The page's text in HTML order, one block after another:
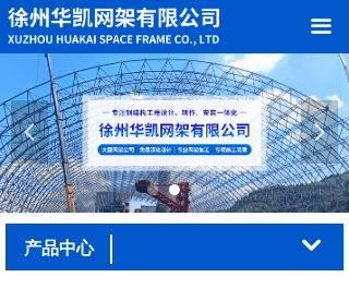
끀
网站首页
关于我们
产品中心
案例展示
加工车间
新闻中心
넳 넲
产品中心 낔